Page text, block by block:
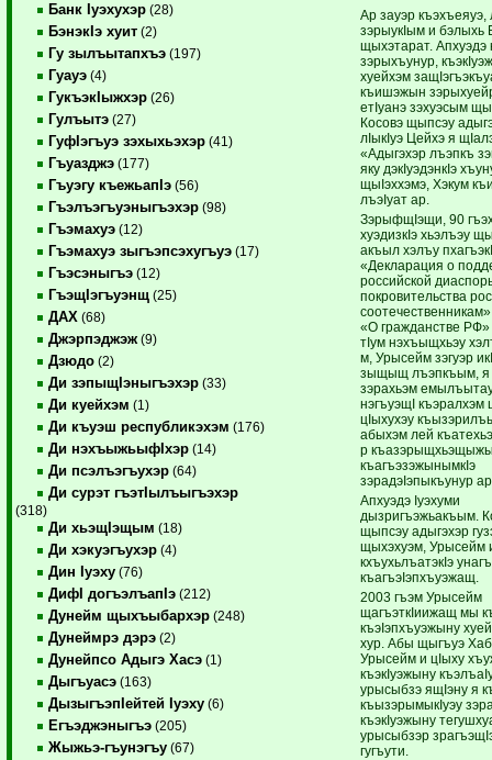
Банк Iуэхухэр (28)
БэнэкIэ хуит (2)
Гу зылъытапхъэ (197)
Гуауэ (4)
ГукъэкIыжхэр (26)
Гулъытэ (27)
ГуфIэгъуэ зэхыхьэхэр (41)
Гъуазджэ (177)
Гъуэгу къежьапIэ (56)
Гъэлъэгъуэныгъэхэр (98)
Гъэмахуэ (12)
Гъэмахуэ зыгъэпсэхугъуэ (17)
Гъэсэныгъэ (12)
ГъэщIэгъуэнщ (25)
ДАХ (68)
Джэрпэджэж (9)
Дзюдо (2)
Ди зэпыщIэныгъэхэр (33)
Ди куейхэм (1)
Ди къуэш республикэхэм (176)
Ди нэхъыжьыфIхэр (14)
Ди псэлъэгъухэр (64)
Ди сурэт гъэтIылъыгъэхэр
(318)
Ди хьэщIэщым (18)
Ди хэкуэгъухэр (4)
Дин Iуэху (76)
ДифI догъэлъапIэ (212)
Дунейм щыхъыбархэр (248)
Дунеймрэ дэрэ (2)
Дунейпсо Адыгэ Хасэ (1)
Дыгъуасэ (163)
ДызыгъэпIейтей Iуэху (6)
Егъэджэныгъэ (205)
Жыжьэ-гъунэгъу (67)
Ар зауэр къэхъеяуэ,
зэрыукIым и бэлыхь
щыхэтарат. Апхуэдэ
зэрыхъунур,
хуейхэм
къишэжын
етIуанэ зэхуэсым
Косовэ щыпсэу
лIыкIуэ Цейхэ я
«Адыгэхэр лъэпкъ
яку дэкIуэдэнкIэ
щыIэххэмэ, Хэкум
лъэIуат ар.
ЗэрыфщIэщи, 90
хуэдизкIэ хьэлъэу
акъыл хэлъу
«Декларация о
российской
покровительства
«О гражданстве
тIум нэхъыщхьэу
м, Урысейм зэгуэр
зыщыщ лъэпкъым, я
зэрахьэм
нэгъуэщI къэралхэм
цIыхухэу
абыхэм лей
р
къагъэзэжынымкIэ
зэрадэIэпыкъунур
Апхуэдэ Iуэхуми
дызригъэжьакъым.
щыпсэу адыгэхэр
щыхэхуэм, Урысейм
кхъухьлъатэкIэ
къагъэIэпхъуэжащ.
2003 гъэм Урысейм
щагъэткIиижащ мы
къэIэпхъуэжыну
хур. Абы щыгъуэ
Урысейм и цIыху
къэкIуэжыну
урысыбзэ ящIэну я
къызэрымыкIуэу
къэкIуэжыну
урысыбзэр
гугъути.